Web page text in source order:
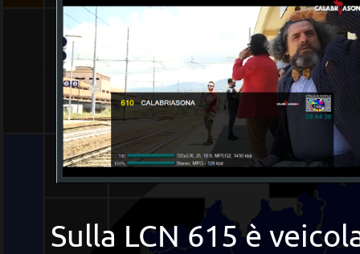
Sulla LCN 615 è